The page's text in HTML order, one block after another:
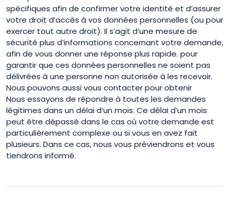
spécifiques afin de confirmer votre identité et d’assurer
votre droit d’accès à vos données personnelles (ou pour
exercer tout autre droit). Il s’agit d’une mesure de
sécurité plus d’informations concernant votre demande,
afin de vous donner une réponse plus rapide. pour
garantir que ces données personnelles ne soient pas
délivrées à une personne non autorisée à les recevoir.
Nous pouvons aussi vous contacter pour obtenir
Nous essayons de répondre à toutes les demandes
légitimes dans un délai d’un mois. Ce délai d’un mois
peut être dépassé dans le cas où votre demande est
particulièrement complexe ou si vous en avez fait
plusieurs. Dans ce cas, nous vous préviendrons et vous
tiendrons informé.